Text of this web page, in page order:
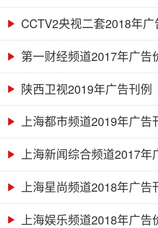
CCTV2央视二套2018年
第一财经频道2017年广告
陕西卫视2019年广告刊例
上海都市频道2019年广告
上海新闻综合频道2017年
上海星尚频道2018年广告
上海娱乐频道2018年广告